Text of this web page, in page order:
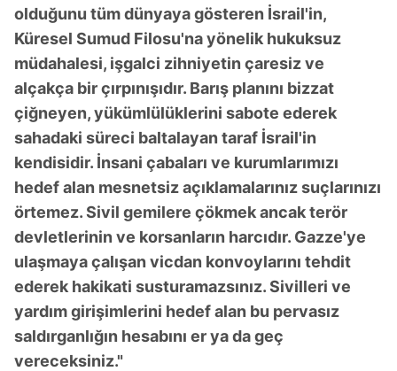
olduğunu tüm dünyaya gösteren İsrail'in,
Küresel Sumud Filosu'na yönelik hukuksuz
müdahalesi, işgalci zihniyetin çaresiz ve
alçakça bir çırpınışıdır. Barış planını bizzat
çiğneyen, yükümlülüklerini sabote ederek
sahadaki süreci baltalayan taraf İsrail'in
kendisidir. İnsani çabaları ve kurumlarımızı
hedef alan mesnetsiz açıklamalarınız suçlarınızı
örtemez. Sivil gemilere çökmek ancak terör
devletlerinin ve korsanların harcıdır. Gazze'ye
ulaşmaya çalışan vicdan konvoylarını tehdit
ederek hakikati susturamazsınız. Sivilleri ve
yardım girişimlerini hedef alan bu pervasız
saldırganlığın hesabını er ya da geç
vereceksiniz."